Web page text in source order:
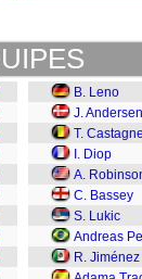
B. Leno
J. Andersen
T.
I. Diop
A.
C. Bassey
S. Lukic
Andreas
R. Jiménez